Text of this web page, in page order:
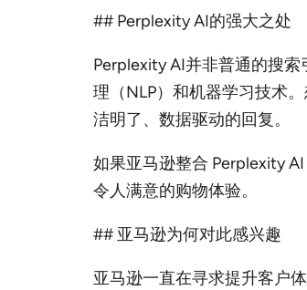
## Perplexity AI的强大之处
Perplexity AI并非普通的搜
理（NLP）和机器学习技术
洁明了、数据驱动的回复。
如果亚马逊整合 Perplexity
令人满意的购物体验。
## 亚马逊为何对此感兴趣
亚马逊一直在寻求提升客户